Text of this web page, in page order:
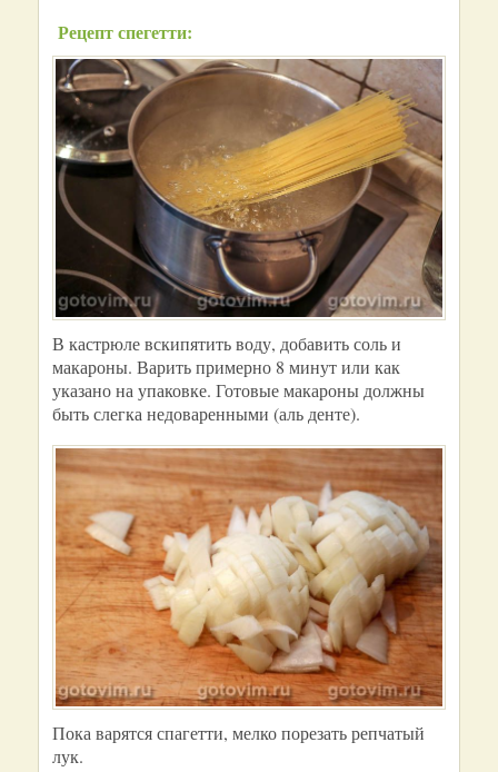
Рецепт спегетти:
В кастрюле вскипятить воду, добавить соль и
макароны. Варить примерно 8 минут или как
указано на упаковке. Готовые макароны должны
быть слегка недоваренными (аль денте).
Пока варятся спагетти, мелко порезать репчатый
лук.